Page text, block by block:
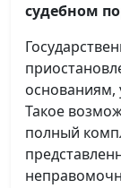
судебном
основаниям,
Такое
полный